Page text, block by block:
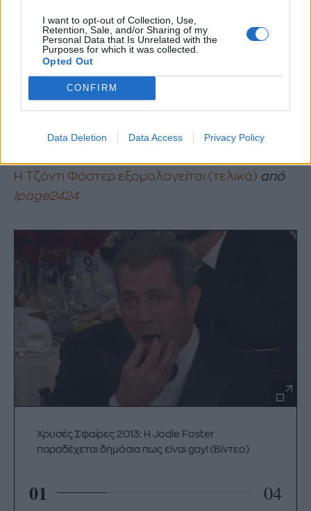
I want to opt-out of Collection, Use,
Retention, Sale, and/or Sharing of my
Personal Data that Is Unrelated with the
Purposes for which it was collected.
Opted Out
CONFIRM
Data Deletion Data Access Privacy Policy
Η Τζόντι Φόστερ εξομολογείται (τελικά) από
lpage2424
Χρυσές Σφαίρες 2013: H Jodie Foster
παραδέχεται δημόσια πως είναι gay! (Βίντεο)
01 04